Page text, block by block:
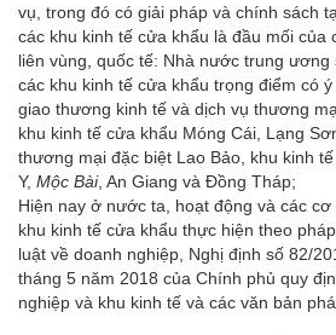
vụ, trong đó có giải pháp và chính sách
các khu kinh tế cửa khẩu là đầu mối của
liên vùng, quốc tế: Nhà nước trung
các khu kinh tế cửa khẩu trọng điểm có
giao thương kinh tế và dịch vụ thương
khu kinh tế cửa khẩu Móng Cái, Lạng
thương mại đặc biệt Lao Bảo, khu kinh
Y, Mộc Bài, An Giang và Đồng Tháp;
Hiện nay ở nước ta, hoạt động và các
khu kinh tế cửa khẩu thực hiện theo
luật về doanh nghiệp, Nghị định số 82/
tháng 5 năm 2018 của Chính phủ quy
nghiệp và khu kinh tế và các văn bản